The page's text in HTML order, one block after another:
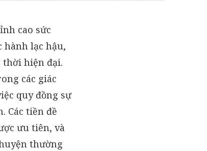
cao sức
hành lạc hậu,
thời hiện đại.
các giác
quy đồng sự
Các tiền đề
ưu tiên, và
thường